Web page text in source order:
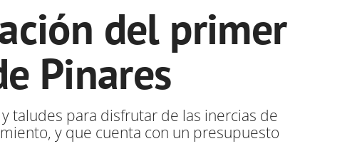
del primer
Pinares
taludes para disfrutar de las inercias de
y que cuenta con un presupuesto